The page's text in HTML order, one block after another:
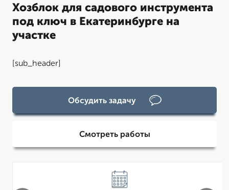
Хозблок для садового инструмента
под ключ в Екатеринбурге на
участке
[sub_header]
Обсудить задачу
Смотреть работы